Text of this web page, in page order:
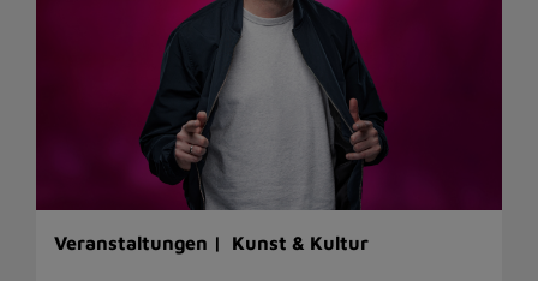
Veranstaltungen | Kunst & Kultur